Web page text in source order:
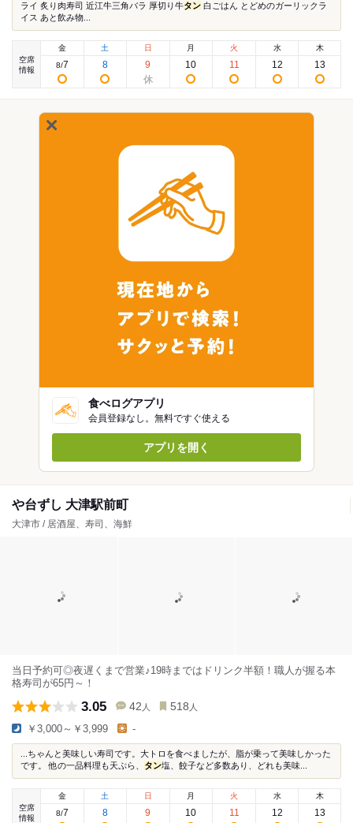
ライ 炙り肉寿司 近江牛三角バラ 厚切り牛タン 白ごはん とどめのガーリックラ
イス あと飲み物...
空席
情報
金
8/7
土
8
日
9
月
10
火
11
水
12
木
13
食べログアプリ
会員登録なし。無料ですぐ使える
アプリを開く
や台ずし 大津駅前町
大津市 / 居酒屋、寿司、海鮮
当日予約可◎夜遅くまで営業♪19時まではドリンク半額！職人が握る本
格寿司が65円～！
3.05 42 人 518 人
￥3,000～￥3,999 -
...ちゃんと美味しい寿司です。大トロを食べましたが、脂が乗って美味しかった
です。 他の一品料理も天ぷら、 タン塩、餃子など多数あり、どれも美味...
空席
情報
金
8/7
土
8
日
9
月
10
火
11
水
12
木
13